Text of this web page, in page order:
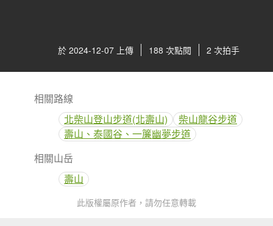
於 2024-12-07 上傳 188 次點閱 2 次拍手
相關路線
北柴山登山步道(北壽山)
柴山龍谷步道
壽山、泰國谷、一簾幽夢步道
相關山岳
壽山
此版權屬原作者，請勿任意轉載